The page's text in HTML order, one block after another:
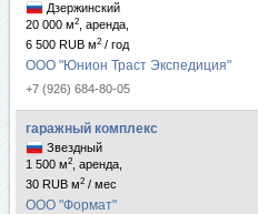
Дзержинский
20 000 м2
, аренда,
6 500 RUB м2 / год
ООО "Юнион Траст Экспедиция"
+7 (926) 684-80-05
гаражный комплекс
Звездный
1 500 м2
, аренда,
30 RUB м2 / мес
ООО "Формат"